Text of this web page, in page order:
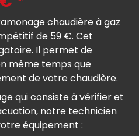
chaudière à gaz
de 59 €. Cet
Il permet de
même temps que
de votre chaudière.
qui consiste à vérifier et
notre technicien
équipement :